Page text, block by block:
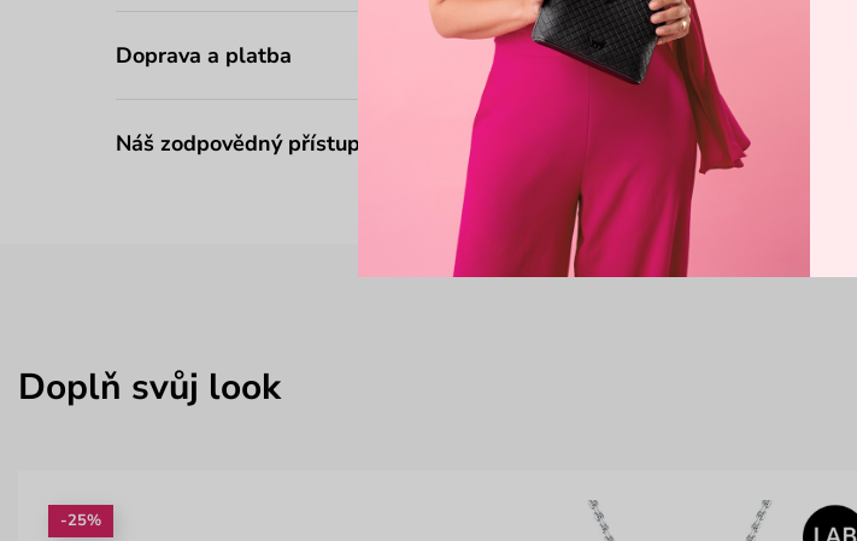
Doprava a platba
Náš zodpovědný přístup
Doplň svůj look
-25%